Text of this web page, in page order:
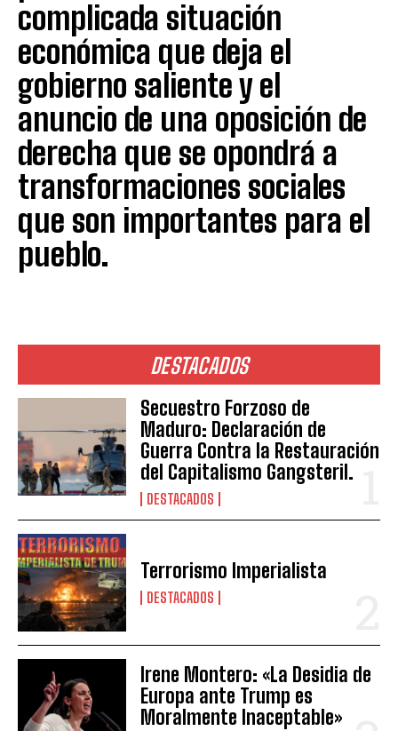
DESTACADOS
Secuestro Forzoso de
Maduro: Declaración de
Guerra Contra la Restauración
del Capitalismo Gangsteril.
DESTACADOS
Terrorismo Imperialista
DESTACADOS
Irene Montero: «La Desidia de
Europa ante Trump es
Moralmente Inaceptable»
complicada situación
económica que deja el
gobierno saliente y el
anuncio de una oposición de
derecha que se opondrá a
transformaciones sociales
que son importantes para el
pueblo.